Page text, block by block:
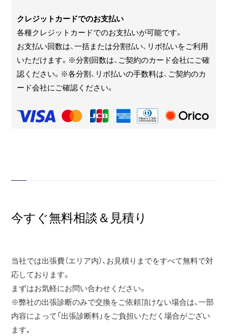
クレジットカードでのお支払い
各種クレジットカードでのお支払いが可能です。
お支払い回数は、一括または分割払い、リボ払いをご利用
いただけます。※分割回数は、ご契約のカード会社にご確
認ください。※各分割、リボ払いの手数料は、ご契約のカ
ード会社にご確認ください。
今すぐ無料相談＆見積り
当社では出張費（エリア内）、お見積りまでをすべて無料で対
応しております。
まずはお気軽にお問い合わせください。
※弊社の出張診断のみで交換をご依頼頂けない場合は、一部
内容によって「出張診断料」をご負担いただく場合がござい
ます｡